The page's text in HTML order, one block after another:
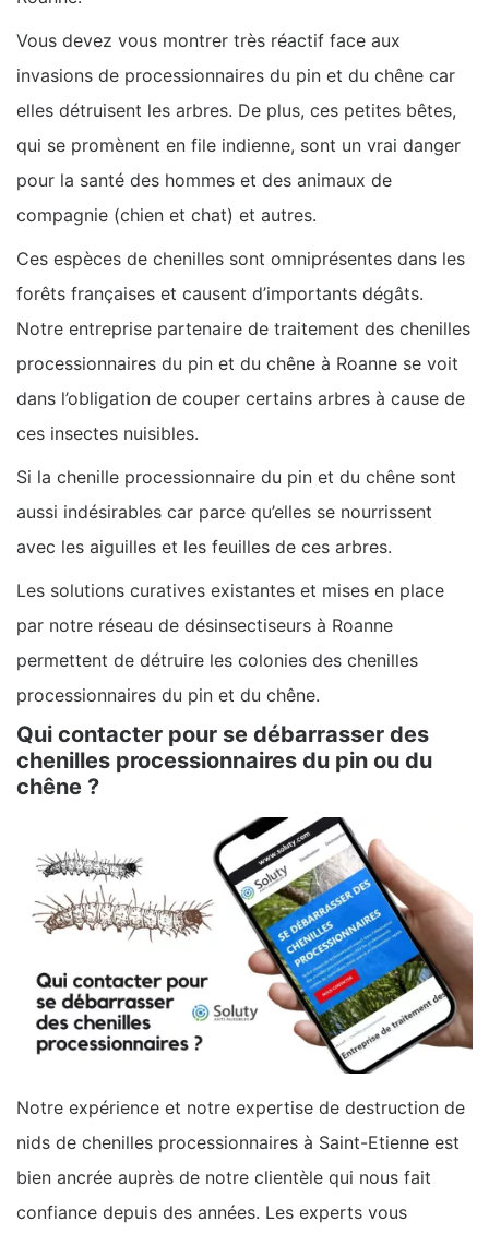
Vous devez vous montrer très réactif face aux
invasions de processionnaires du pin et du chêne car
elles détruisent les arbres. De plus, ces petites bêtes,
qui se promènent en file indienne, sont un vrai danger
pour la santé des hommes et des animaux de
compagnie (chien et chat) et autres.
Ces espèces de chenilles sont omniprésentes dans les
forêts françaises et causent d’importants dégâts.
Notre entreprise partenaire de traitement des chenilles
processionnaires du pin et du chêne à Roanne se voit
dans l’obligation de couper certains arbres à cause de
ces insectes nuisibles.
Si la chenille processionnaire du pin et du chêne sont
aussi indésirables car parce qu’elles se nourrissent
avec les aiguilles et les feuilles de ces arbres.
Les solutions curatives existantes et mises en place
par notre réseau de désinsectiseurs à Roanne
permettent de détruire les colonies des chenilles
processionnaires du pin et du chêne.
Qui contacter pour se débarrasser des
chenilles processionnaires du pin ou du
chêne ?
Notre expérience et notre expertise de destruction de
nids de chenilles processionnaires à Saint-Etienne est
bien ancrée auprès de notre clientèle qui nous fait
confiance depuis des années. Les experts vous